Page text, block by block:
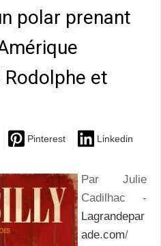
polar prenant
et
Pinterest Linkedin
Par Julie
Cadilhac -
Lagrandepar
ade.com/